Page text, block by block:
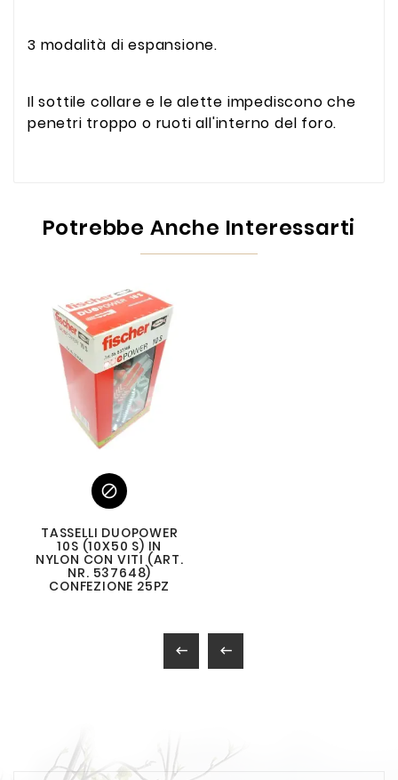
3 modalità di espansione.
Il sottile collare e le alette impediscono che
penetri troppo o ruoti all'interno del foro.
Potrebbe Anche Interessarti

TASSELLI DUOPOWER
10S (10X50 S) IN
NYLON CON VITI (ART.
NR. 537648)
CONFEZIONE 25PZ
 